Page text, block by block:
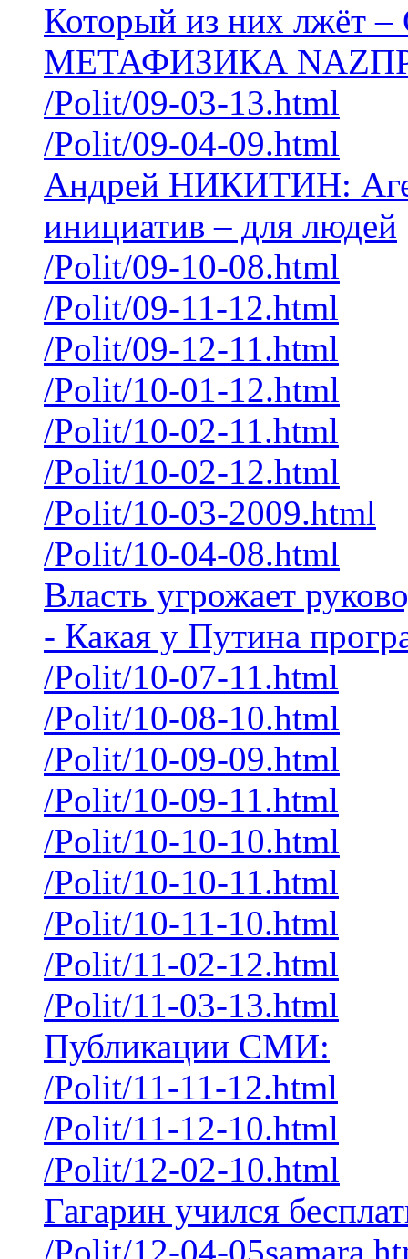
Который из них лжёт –
МЕТАФИЗИКА
/Polit/09-03-13.html
/Polit/09-04-09.html
Андрей НИКИТИН:
инициатив – для людей
/Polit/09-10-08.html
/Polit/09-11-12.html
/Polit/09-12-11.html
/Polit/10-01-12.html
/Polit/10-02-11.html
/Polit/10-02-12.html
/Polit/10-03-2009.html
/Polit/10-04-08.html
Власть угрожает
- Какая у Путина
/Polit/10-07-11.html
/Polit/10-08-10.html
/Polit/10-09-09.html
/Polit/10-09-11.html
/Polit/10-10-10.html
/Polit/10-10-11.html
/Polit/10-11-10.html
/Polit/11-02-12.html
/Polit/11-03-13.html
Публикации СМИ:
/Polit/11-11-12.html
/Polit/11-12-10.html
/Polit/12-02-10.html
Гагарин учился